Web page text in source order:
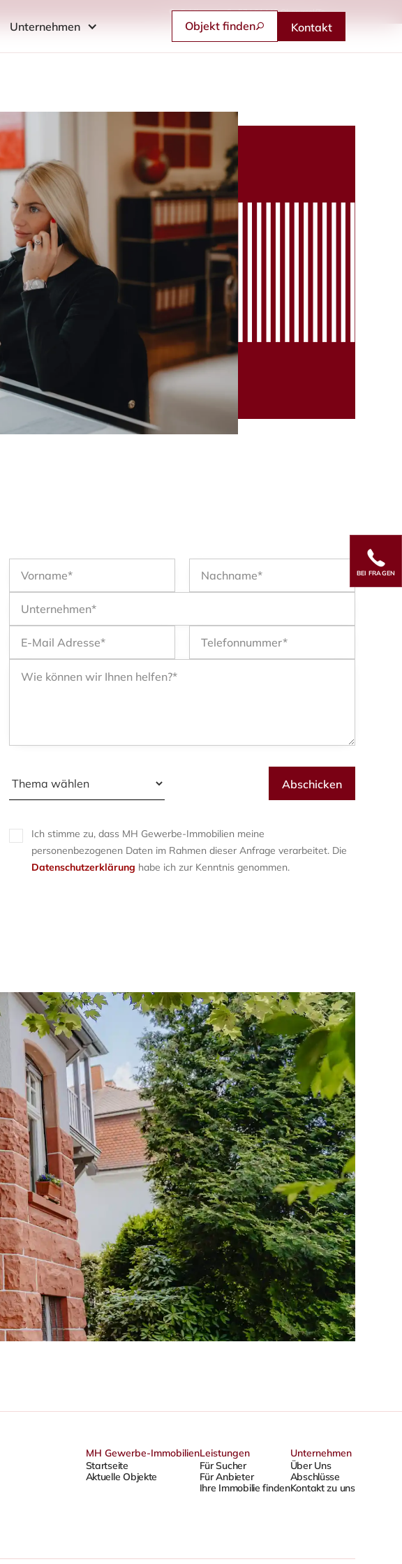
BEI FRAGEN
Feldbergstraße 57 | 61440 Oberursel/Ts.
Unternehmen Objekt finden Kontakt
Ich stimme zu, dass MH Gewerbe-Immobilien meine
personenbezogenen Daten im Rahmen dieser Anfrage verarbeitet. Die
Datenschutzerklärung habe ich zur Kenntnis genommen.
MH Gewerbe-Immobilien
Startseite
Aktuelle Objekte
Leistungen
Für Sucher
Für Anbieter
Ihre Immobilie finden
Unternehmen
Über Uns
Abschlüsse
Kontakt zu uns